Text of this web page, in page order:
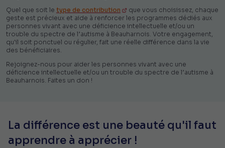
Quel que soit le type de contribution
que vous choisissez, chaque
geste est précieux et aide à renforcer les programmes dédiés aux
personnes vivant avec une déficience intellectuelle et/ou un
trouble du spectre de l’autisme à Beauharnois. Votre engagement,
qu'il soit ponctuel ou régulier, fait une réelle différence dans la vie
des bénéficiaires.
Rejoignez-nous pour aider les personnes vivant avec une
déficience intellectuelle et/ou un trouble du spectre de l’autisme à
Beauharnois. Faites un don !
La différence est une beauté qu'il faut
apprendre à apprécier !